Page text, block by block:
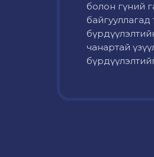
болон гүний
байгууллагад
чанартай